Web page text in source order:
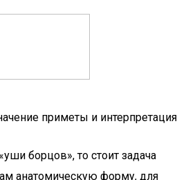
приметы и интерпретация
борцов», то стоит задача
анатомическую форму, для